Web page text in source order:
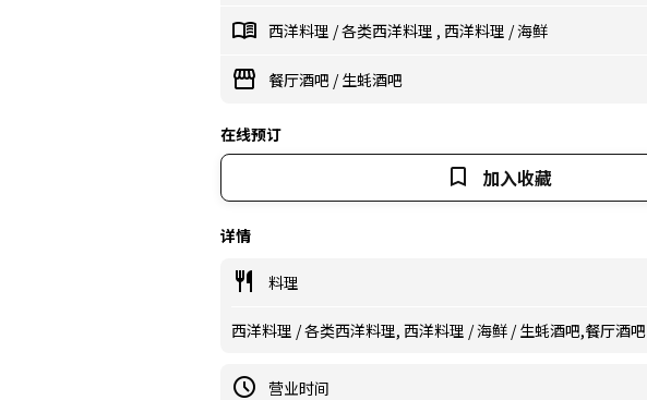
西洋料理 /各类西洋料理 , 西洋料理 /海鲜
餐厅酒吧 /生蚝酒吧
在线预订
加入收藏
详情
料理
西洋料理 / 各类西洋料理, 西洋料理 / 海鲜 / 生蚝酒吧,餐厅酒吧
营业时间